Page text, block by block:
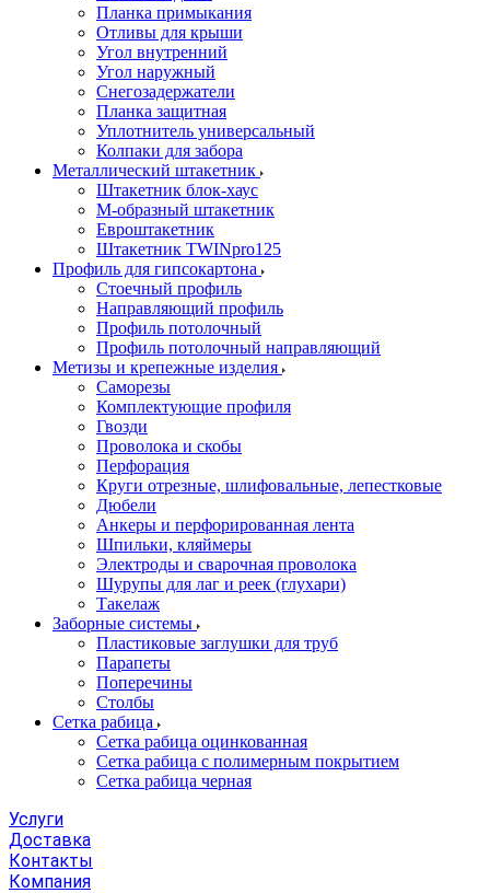
Планка примыкания
Отливы для крыши
Угол внутренний
Угол наружный
Снегозадержатели
Планка защитная
Уплотнитель универсальный
Колпаки для забора
Металлический штакетник
Штакетник блок-хаус
М-образный штакетник
Евроштакетник
Штакетник TWINpro125
Профиль для гипсокартона
Стоечный профиль
Направляющий профиль
Профиль потолочный
Профиль потолочный направляющий
Метизы и крепежные изделия
Саморезы
Комплектующие профиля
Гвозди
Проволока и скобы
Перфорация
Круги отрезные, шлифовальные, лепестковые
Дюбели
Анкеры и перфорированная лента
Шпильки, кляймеры
Электроды и сварочная проволока
Шурупы для лаг и реек (глухари)
Такелаж
Заборные системы
Пластиковые заглушки для труб
Парапеты
Поперечины
Столбы
Сетка рабица
Сетка рабица оцинкованная
Сетка рабица с полимерным покрытием
Сетка рабица черная
Услуги
Доставка
Контакты
Компания